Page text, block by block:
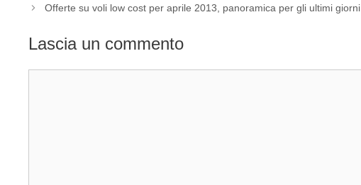
Offerte su voli low cost per aprile 2013, panoramica per gli ultimi giorni
Lascia un commento